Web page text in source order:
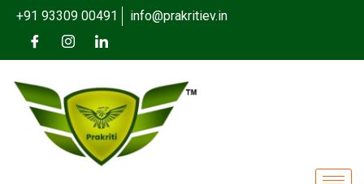
+91 93309 00491 info@prakritiev.in